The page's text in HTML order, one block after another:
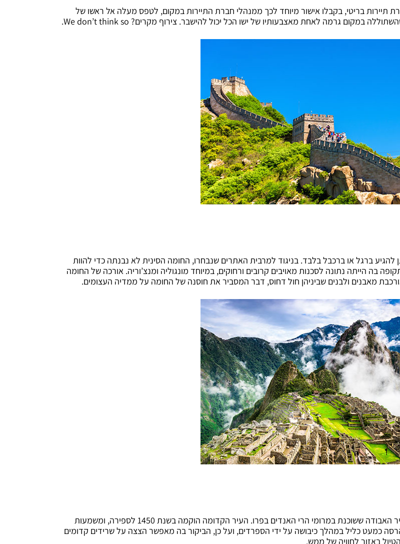
תיירות בריטי, בקבלו אישור מיוחד לכך ממנהלי חברת התיירות במקום, לטפס מעלה אל ראשו של
להגיע ברגל או ברכבל בלבד. בניגוד למרבית האתרים שנבחרו, החומה הסינית לא נבנתה כדי להוות
בה הייתה נתונה לסכנות מאויבים קרובים ורחוקים, במיוחד מונגוליה ומנצ’וריה. אורכה של החומה
מאבנים ולבנים שביניהן חול דחוס, דבר המסביר את חוסנה של החומה על ממדיה העצומים.
, העיר האבודה ששוכנת במרומי הרי האנדים בפרו. העיר הקדומה הוקמה בשנת 1450 לספירה, ומשמעות
כמעט כליל במהלך כיבושה על ידי הספרדים, ועל כן, הביקור בה מאפשר הצצה על שרידים קדומים
באזור לחוויה של ממש.